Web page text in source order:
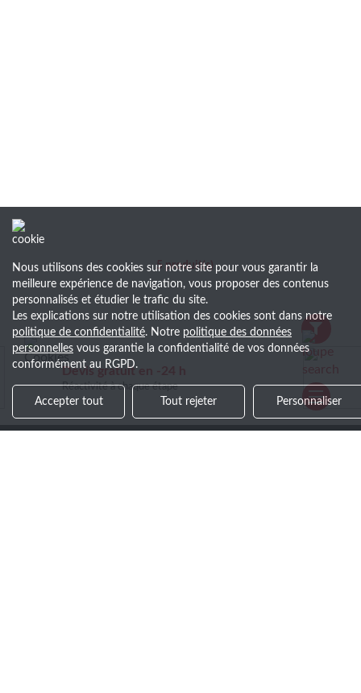
5 produit(s)
Savoir-faire et service de qualité
Nous utilisons des cookies sur notre site pour vous garantir la
meilleure expérience de navigation, vous proposer des contenus
personnalisés et étudier le trafic du site.
Les explications sur notre utilisation des cookies sont dans notre
politique de confidentialité. Notre politique des données
personnelles vous garantie la confidentialité de vos données
conformément au RGPD.
Accepter tout Tout rejeter Personnaliser